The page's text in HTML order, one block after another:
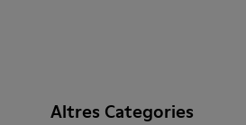
Altres Categories